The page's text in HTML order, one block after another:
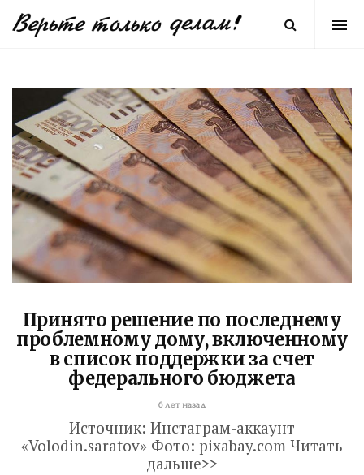
Принято решение по последнему
проблемному дому, включенному
в список поддержки за счет
федерального бюджета
6 лет назад
Источник: Инстаграм-аккаунт
«Volodin.saratov» Фото: pixabay.com Читать
дальше>>